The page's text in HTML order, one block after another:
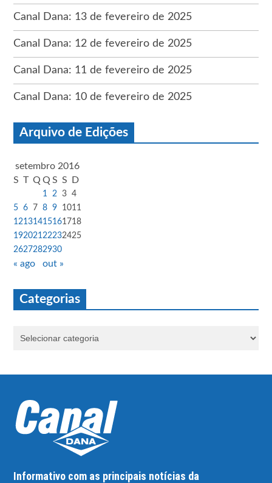
Canal Dana: 13 de fevereiro de 2025
Canal Dana: 12 de fevereiro de 2025
Canal Dana: 11 de fevereiro de 2025
Canal Dana: 10 de fevereiro de 2025
Arquivo de Edições
setembro 2016
S T Q Q S S D
1 2 3 4
5 6 7 8 9 1011
12131415161718
192021 22232425
2627282930
« ago out »
Categorias
Informativo com as principais notícias da